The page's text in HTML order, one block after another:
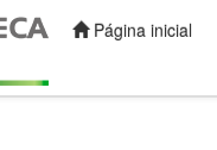
Página inicial